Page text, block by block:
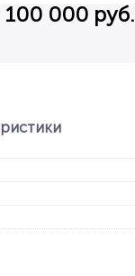
100 000 руб.